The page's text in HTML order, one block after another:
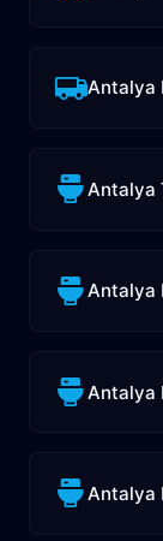
Antalya
Antalya
Antalya
Antalya
Antalya